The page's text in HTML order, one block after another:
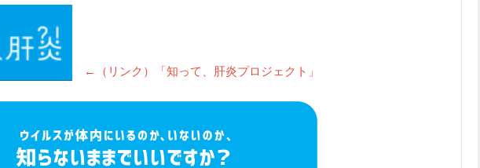
←（リンク）「知って、肝炎プロジェクト」